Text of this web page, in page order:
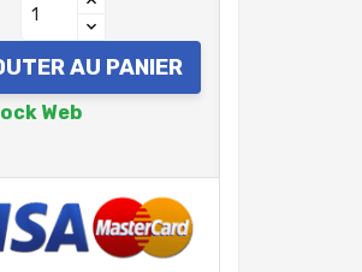
AU PANIER
Web